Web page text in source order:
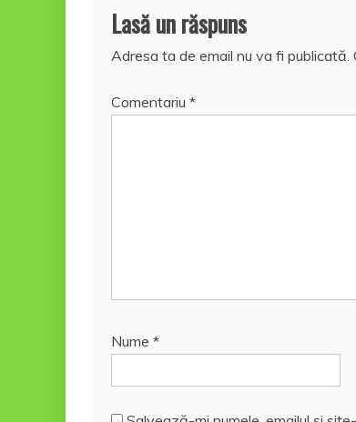
Lasă un răspuns
Adresa ta de email nu va fi publicată.
Comentariu *
Nume *